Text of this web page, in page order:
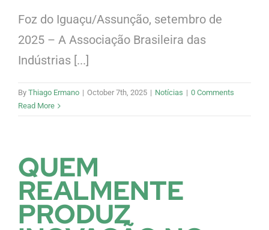
Foz do Iguaçu/Assunção, setembro de
2025 – A Associação Brasileira das
Indústrias [...]
By Thiago Ermano | October 7th, 2025 | Notícias | 0 Comments
Read More
QUEM
REALMENTE
PRODUZ